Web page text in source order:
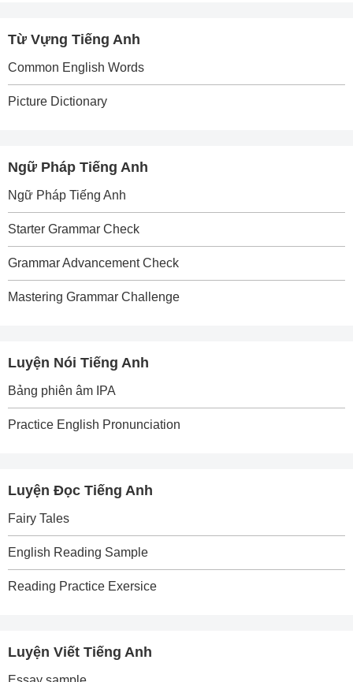
Từ Vựng Tiếng Anh
Common English Words
Picture Dictionary
Ngữ Pháp Tiếng Anh
Ngữ Pháp Tiếng Anh
Starter Grammar Check
Grammar Advancement Check
Mastering Grammar Challenge
Luyện Nói Tiếng Anh
Bảng phiên âm IPA
Practice English Pronunciation
Luyện Đọc Tiếng Anh
Fairy Tales
English Reading Sample
Reading Practice Exersice
Luyện Viết Tiếng Anh